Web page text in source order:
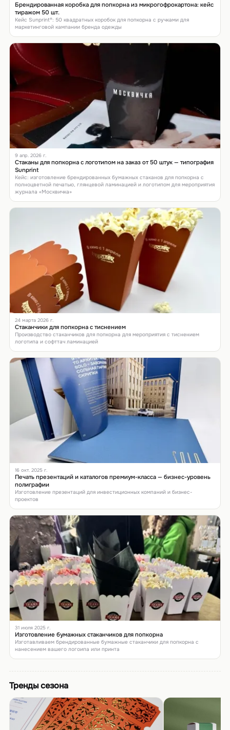
Брендированная коробка для попкорна из микрогофрокартона: кейс
тиражом 50 шт.
Кейс Sunprint®: 50 квадратных коробок для попкорна с ручками для
маркетинговой кампании бренда одежды
9 апр. 2026 г.
Стаканы для попкорна с логотипом на заказ от 50 штук — типография
Sunprint
Кейс: изготовление брендированных бумажных стаканов для попкорна с
полноцветной печатью, глянцевой ламинацией и логотипом для мероприятия
журнала «Москвичка»
24 марта 2026 г.
Стаканчики для попкорна с тиснением
Производство стаканчиков для попкорна для мероприятия с тиснением
логотипа и софттач ламинацией
16 окт. 2025 г.
Печать презентаций и каталогов премиум-класса — бизнес-уровень
полиграфии
Изготовление презентаций для инвестиционных компаний и бизнес-
проектов
31 июля 2025 г.
Изготовление бумажных стаканчиков для попкорна
Изготавливаем брендированные бумажные стаканчики для попкорна с
нанесением вашего логоипа или принта
Тренды сезона